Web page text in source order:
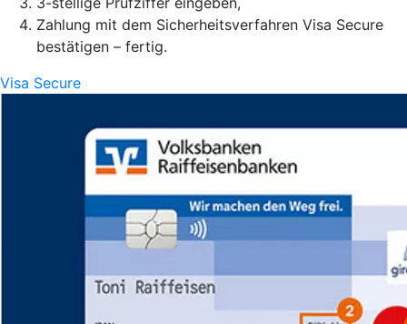
Zahlung mit dem Sicherheitsverfahren Visa Secure
bestätigen – fertig.
Visa Secure